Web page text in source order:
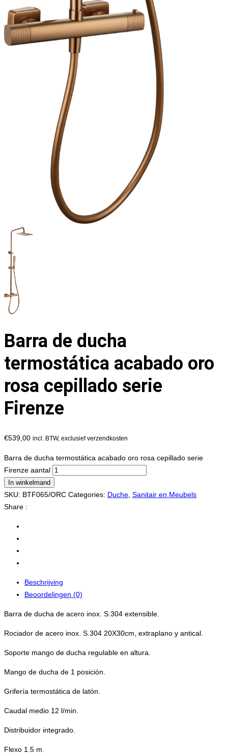
Barra de ducha
termostática acabado oro
rosa cepillado serie
Firenze
€539,00 incl. BTW, exclusief verzendkosten
Barra de ducha termostática acabado oro rosa cepillado serie
Firenze aantal
In winkelmand
SKU: BTF065/ORC Categories: Duche, Sanitair en Meubels
Share :
Beschrijving
Beoordelingen (0)
Barra de ducha de acero inox. S.304 extensible.
Rociador de acero inox. S.304 20X30cm, extraplano y antical.
Soporte mango de ducha regulable en altura.
Mango de ducha de 1 posición.
Grifería termostática de latón.
Caudal medio 12 l/min.
Distribuidor integrado.
Flexo 1.5 m.